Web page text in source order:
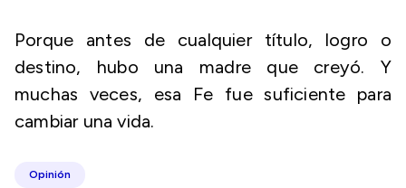
Porque antes de cualquier título, logro o
destino, hubo una madre que creyó. Y
muchas veces, esa Fe fue suficiente para
cambiar una vida.
Opinión